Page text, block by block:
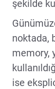
şekilde
noktada,
memory,
ise